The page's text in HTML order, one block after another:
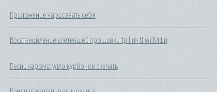
Приложение нарисовать себя
Восстановление слетевшей прошивки tp link tl wr841n
Песни кароматулло курбонов скачать